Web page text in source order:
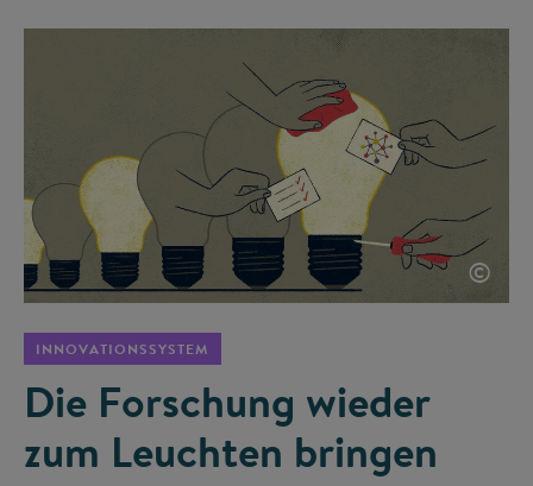
©
INNOVATIONSSYSTEM
Die Forschung wieder
zum Leuchten bringen